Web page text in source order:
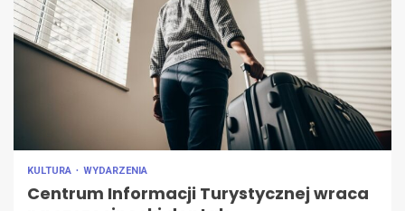
KULTURA WYDARZENIA
Centrum Informacji Turystycznej wraca